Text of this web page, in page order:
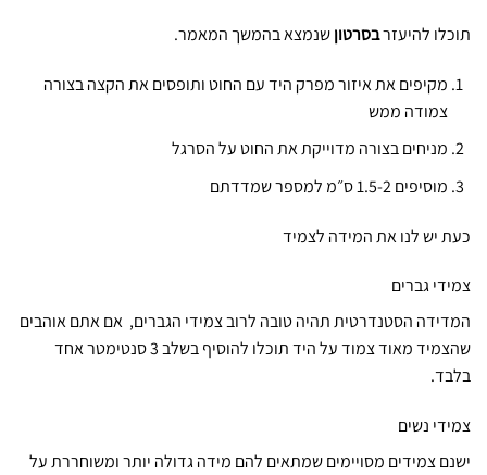
תוכלו להיעזרבסרטוןשנמצא בהמשך המאמר.
מקיפים את איזור מפרק היד עם החוט ותופסים את הקצה בצורה
צמודה ממש
מניחים בצורה מדוייקת את החוט על הסרגל
מוסיפים 1.5-2 ס״מ למספר שמדדתם
כעת יש לנו את המידה לצמיד
צמידי גברים
המדידה הסטנדרטית תהיה טובה לרוב צמידי הגברים, אם אתם אוהבים
שהצמיד מאוד צמוד על היד תוכלו להוסיף בשלב 3 סנטימטר אחד
בלבד.
צמידי נשים
ישנם צמידים מסויימים שמתאים להם מידה גדולה יותר ומשוחררת על